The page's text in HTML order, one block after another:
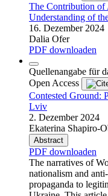
The Contribution of
Understanding of
16. Dezember 2024
Dalia Ofer
PDF downloaden
Quellenangabe für
Open Access
Contested Ground:
Lviv
2. Dezember 2024
Ekaterina Shapiro-
Abstract
PDF downloaden
The narratives of
nationalism and
propaganda to